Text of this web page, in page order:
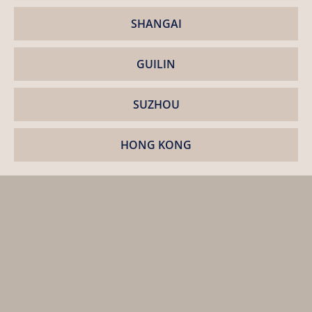
SHANGAI
GUILIN
SUZHOU
HONG KONG